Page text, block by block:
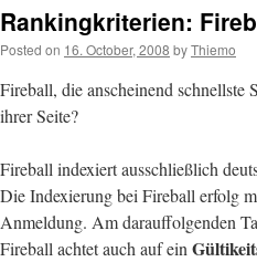
Rankingkriterien:
Posted on 16. October, 2008 byThiemo
Fireball, die anscheinend schnellste
ihrer Seite?
Fireball indexiert ausschließlich
Die Indexierung bei Fireball erfolg
Anmeldung. Am darauffolgenden
Fireball achtet auch auf ein